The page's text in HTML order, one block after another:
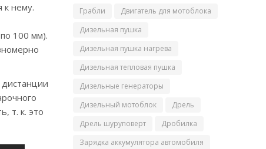
к нему.
100 мм).
т. к. это
Грабли
Двигатель для мотоблока
Дизельная пушка
Дизельная пушка нагрева
Дизельная тепловая пушка
Дизельные генераторы
Дизельный мотоблок
Дрель
Дрель шуруповерт
Дробилка
Зарядка аккумулятора автомобиля